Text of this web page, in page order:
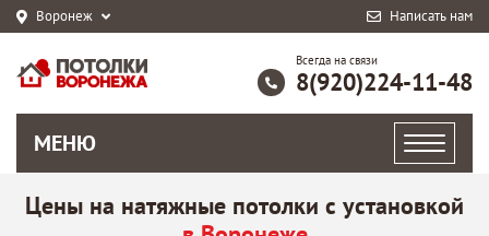
Воронеж Написать нам
Всегда на связи
8(920)224-11-48
МЕНЮ
Цены на натяжные потолки с установкой